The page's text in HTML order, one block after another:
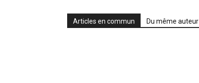
Articles en commun Du même auteur